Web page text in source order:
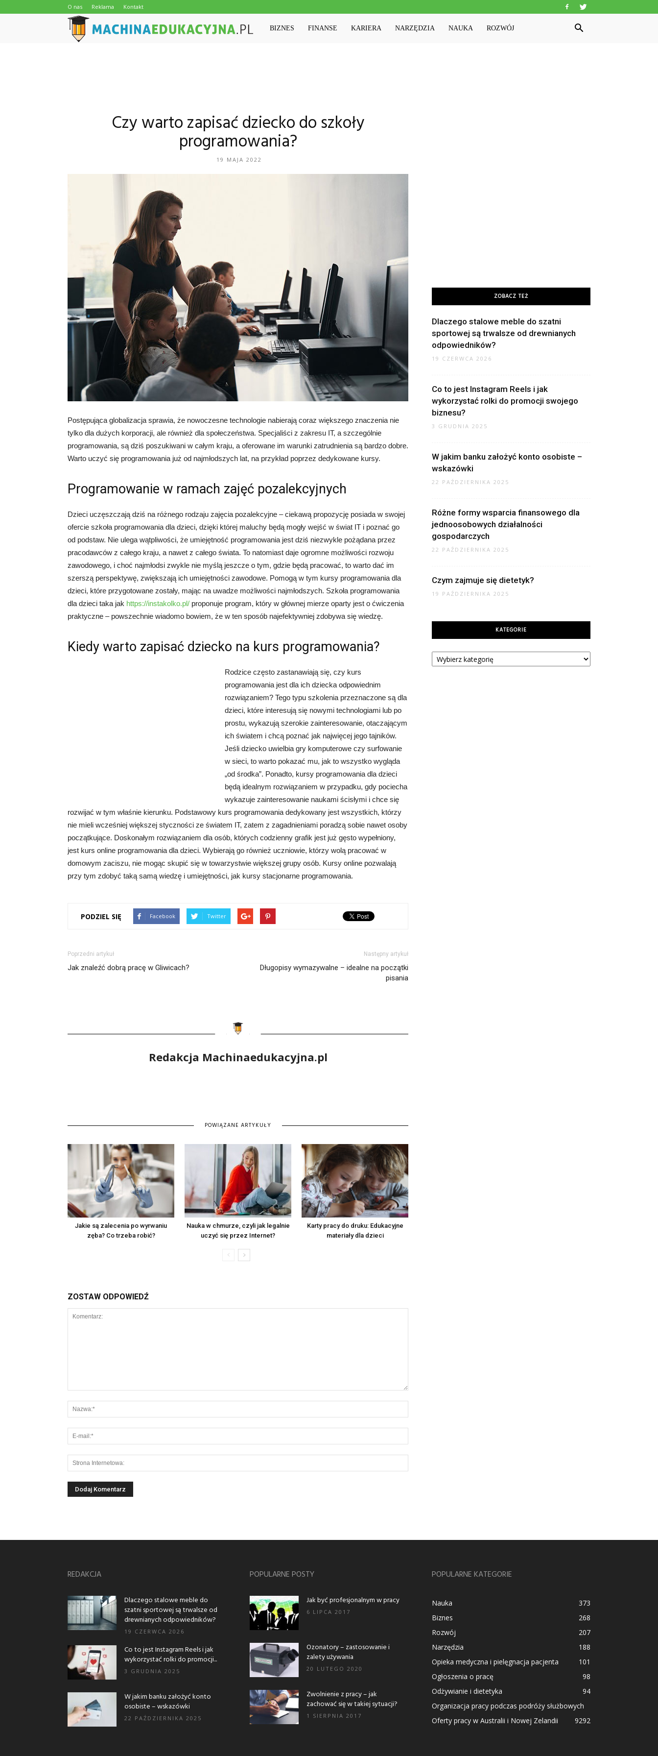
O nas Reklama Kontakt
Machinaedukacyjna.pl
BIZNES FINANSE KARIERA NARZĘDZIA NAUKA ROZWÓJ
Czy warto zapisać dziecko do szkoły
programowania?
19 MAJA 2022
Postępująca globalizacja sprawia, że nowoczesne technologie nabierają coraz większego znaczenia nie
tylko dla dużych korporacji, ale również dla społeczeństwa. Specjaliści z zakresu IT, a szczególnie
programowania, są dziś poszukiwani w całym kraju, a oferowane im warunki zatrudnienia są bardzo dobre.
Warto uczyć się programowania już od najmłodszych lat, na przykład poprzez dedykowane kursy.
Programowanie w ramach zajęć pozalekcyjnych
Dzieci uczęszczają dziś na różnego rodzaju zajęcia pozalekcyjne – ciekawą propozycję posiada w swojej
ofercie szkoła programowania dla dzieci, dzięki której maluchy będą mogły wejść w świat IT i poznać go
od podstaw. Nie ulega wątpliwości, że umiejętność programowania jest dziś niezwykle pożądana przez
pracodawców z całego kraju, a nawet z całego świata. To natomiast daje ogromne możliwości rozwoju
zawodowego, i choć najmłodsi zwykle nie myślą jeszcze o tym, gdzie będą pracować, to warto dać im
szerszą perspektywę, zwiększają ich umiejętności zawodowe. Pomogą w tym kursy programowania dla
dzieci, które przygotowane zostały, mając na uwadze możliwości najmłodszych. Szkoła programowania
dla dzieci taka jak https://instakolko.pl/ proponuje program, który w głównej mierze oparty jest o ćwiczenia
praktyczne – powszechnie wiadomo bowiem, że w ten sposób najefektywniej zdobywa się wiedzę.
Kiedy warto zapisać dziecko na kurs programowania?
Rodzice często zastanawiają się, czy kurs
programowania jest dla ich dziecka odpowiednim
rozwiązaniem? Tego typu szkolenia przeznaczone są dla
dzieci, które interesują się nowymi technologiami lub po
prostu, wykazują szerokie zainteresowanie, otaczającym
ich światem i chcą poznać jak najwięcej jego tajników.
Jeśli dziecko uwielbia gry komputerowe czy surfowanie
w sieci, to warto pokazać mu, jak to wszystko wygląda
„od środka”. Ponadto, kursy programowania dla dzieci
będą idealnym rozwiązaniem w przypadku, gdy pociecha
wykazuje zainteresowanie naukami ścisłymi i chce się
rozwijać w tym właśnie kierunku. Podstawowy kurs programowania dedykowany jest wszystkich, którzy
nie mieli wcześniej większej styczności ze światem IT, zatem z zagadnieniami poradzą sobie nawet osoby
początkujące. Doskonałym rozwiązaniem dla osób, których codzienny grafik jest już gęsto wypełniony,
jest kurs online programowania dla dzieci. Wybierają go również uczniowie, którzy wolą pracować w
domowym zaciszu, nie mogąc skupić się w towarzystwie większej grupy osób. Kursy online pozwalają
przy tym zdobyć taką samą wiedzę i umiejętności, jak kursy stacjonarne programowania.
PODZIEL SIĘ Facebook Twitter
Poprzedni artykuł
Jak znaleźć dobrą pracę w Gliwicach?
Następny artykuł
Długopisy wymazywalne – idealne na początki
pisania
Redakcja Machinaedukacyjna.pl
POWIĄZANE ARTYKUŁY
Jakie są zalecenia po wyrwaniu
zęba? Co trzeba robić?
Nauka w chmurze, czyli jak legalnie
uczyć się przez Internet?
Karty pracy do druku: Edukacyjne
materiały dla dzieci
ZOSTAW ODPOWIEDŹ
ZOBACZ TEŻ
Dlaczego stalowe meble do szatni
sportowej są trwalsze od drewnianych
odpowiedników?
19 CZERWCA 2026
Co to jest Instagram Reels i jak
wykorzystać rolki do promocji swojego
biznesu?
3 GRUDNIA 2025
W jakim banku założyć konto osobiste –
wskazówki
22 PAŹDZIERNIKA 2025
Różne formy wsparcia finansowego dla
jednoosobowych działalności
gospodarczych
22 PAŹDZIERNIKA 2025
Czym zajmuje się dietetyk?
19 PAŹDZIERNIKA 2025
KATEGORIE
Kategorie
REDAKCJA
Dlaczego stalowe meble do
szatni sportowej są trwalsze od
drewnianych odpowiedników?
19 CZERWCA 2026
Co to jest Instagram Reels i jak
wykorzystać rolki do promocji...
3 GRUDNIA 2025
W jakim banku założyć konto
osobiste – wskazówki
22 PAŹDZIERNIKA 2025
POPULARNE POSTY
Jak być profesjonalnym w pracy
6 LIPCA 2017
Ozonatory – zastosowanie i
zalety używania
20 LUTEGO 2020
Zwolnienie z pracy – jak
zachować się w takiej sytuacji?
1 SIERPNIA 2017
POPULARNE KATEGORIE
Nauka
373
Biznes
268
Rozwój
207
Narzędzia
188
Opieka medyczna i pielęgnacja pacjenta
101
Ogłoszenia o pracę
98
Odżywianie i dietetyka
94
Organizacja pracy podczas podróży służbowych
92
Oferty pracy w Australii i Nowej Zelandii 92